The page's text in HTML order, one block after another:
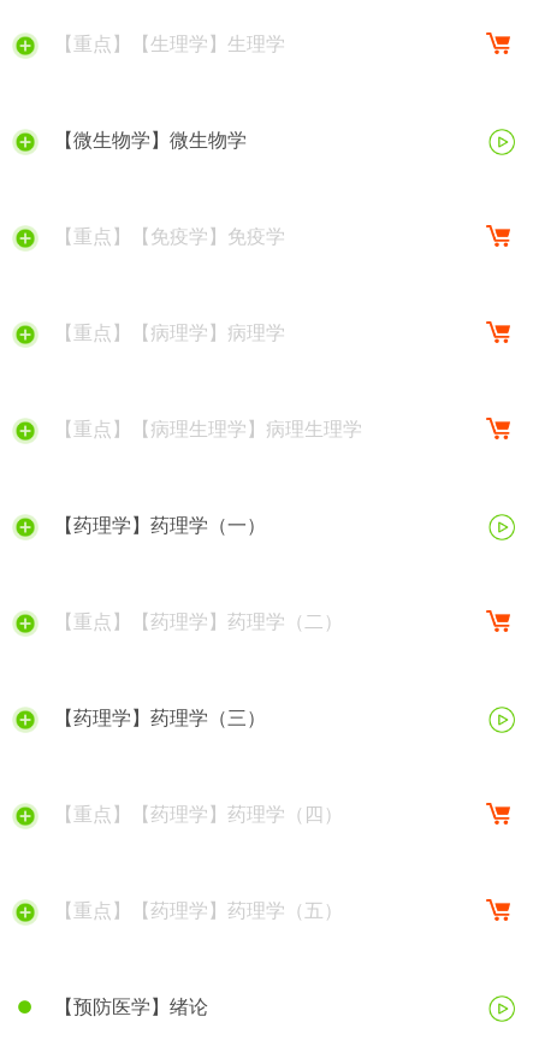
【重点】【生理学】生理学
【微生物学】微生物学
【重点】【免疫学】免疫学
【重点】【病理学】病理学
【重点】【病理生理学】病理生理学
【药理学】药理学（一）
【重点】【药理学】药理学（二）
【药理学】药理学（三）
【重点】【药理学】药理学（四）
【重点】【药理学】药理学（五）
【预防医学】绪论